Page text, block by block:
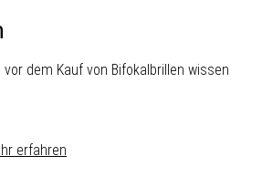
vor dem Kauf von Bifokalbrillen wissen
erfahren